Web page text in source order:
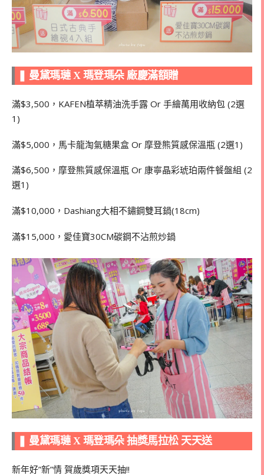
❚ 曼黛瑪璉 X 瑪登瑪朵 廠慶滿額贈
滿$3,500，KAFEN植萃精油洗手露 Or 手繪萬用收納包 (2選
1)
滿$5,000，馬卡龍淘氣糖果盒 Or 摩登熊質感保溫瓶 (2選1)
滿$6,500，摩登熊質感保溫瓶 Or 康寧晶彩琥珀兩件餐盤組 (2
選1)
滿$10,000，Dashiang大相不鏽鋼雙耳鍋(18cm)
滿$15,000，愛佳寶30CM碳鋼不沾煎炒鍋
❚ 曼黛瑪璉 X 瑪登瑪朵 抽獎馬拉松 天天送
新年好”新”情 賀歲獎項天天抽!!